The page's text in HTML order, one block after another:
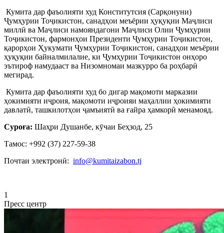
Кумита дар фаъолияти худ Конститутсия (Сарқонуни)
Ҷумҳурии Тоҷикистон, санадҳои меъёрии ҳуқуқии Маҷлиси
миллӣ ва Маҷлиси намояндагони Маҷлиси Олии Ҷумҳурии
Тоҷикистон, фармонҳои Президенти Ҷумҳурии Тоҷикистон,
қарорҳои Ҳукумати Ҷумҳурии Тоҷикистон, санадҳои меъёрии
ҳуқуқии байналмилалие, ки Ҷумҳурии Тоҷикистон онҳоро
эътироф намудааст ва Низомномаи мазкурро ба роҳбарӣ
мегирад.
Кумита дар фаъолияти худ бо дигар мақомоти марказии
ҳокимияти иҷроия, мақомоти иҷроияи маҳаллии ҳокимияти
давлатӣ, ташкилотҳои ҷамъиятӣ ва ғайра ҳамкорӣ менамояд.
Суроға: Шаҳри Душанбе, кӯчаи Беҳзод, 25
Тамос: +992 (37) 227-59-38
Почтаи электронӣ: info@kumitaizabon.tj
1
Пресс центр